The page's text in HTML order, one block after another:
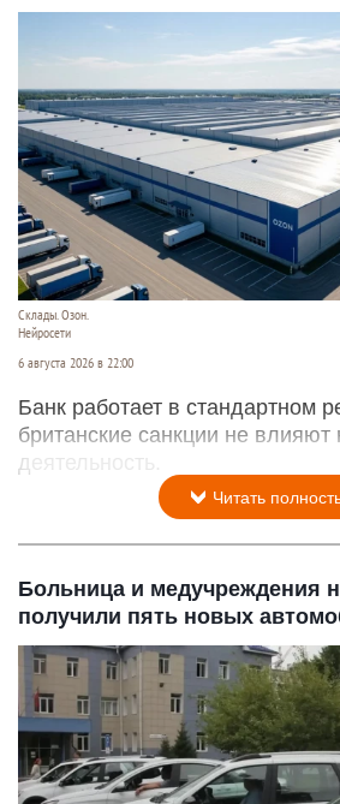
Склады. Озон.
Нейросети
6 августа 2026 в 22:00
Банк работает в стандартном
британские санкции не влияют
деятельность.
Читать
Больница и медучреждения
получили пять новых